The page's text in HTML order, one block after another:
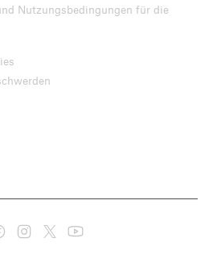
Nutzungsbedingungen für die